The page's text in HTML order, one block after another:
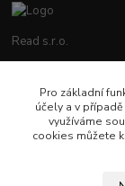
Read s.r.o.
+420 602
Po - Pá 8 - 14h
Pro základní
účely a v
využíváme
cookies můžete